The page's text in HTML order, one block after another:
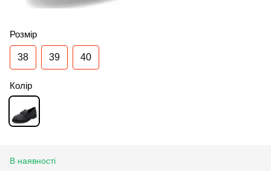
Розмір
38 39 40
Колір
В наявності